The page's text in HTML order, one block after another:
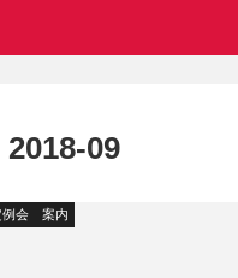
2018-09
例会 案内